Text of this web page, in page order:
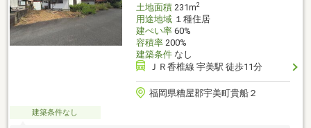
土地面積231m2
用途地域１種住居
建ぺい率60%
容積率200%
建築条件なし
ＪＲ香椎線 宇美駅 徒歩11分
福岡県糟屋郡宇美町貴船２
建築条件なし